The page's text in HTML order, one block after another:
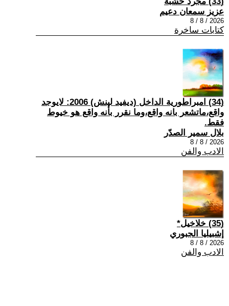
عزيز سمعان دعيم
2026 / 8 / 8
كتابات ساخرة
(34) امبراطورية الداخل (ديفيد لينش) 2006: لايوجد
واقع،ماتشعر بانه واقع،وما نقرر بأنه واقع هو خيوط
فقط.
بلال سمير الصدّر
2026 / 8 / 8
الادب والفن
(35) خلاخيل*
إشبيليا الجبوري
2026 / 8 / 8
الادب والفن